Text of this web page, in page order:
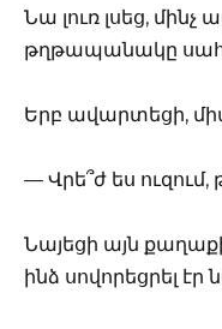
Նա լուռ լսեց, մինչ
թղթապանակը
Երբ ավարտեցի,
— Վրե՞ժ ես ուզում,
Նայեցի այն
ինձ սովորեցրել էր